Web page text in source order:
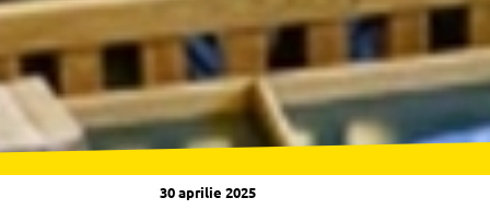
30 aprilie 2025